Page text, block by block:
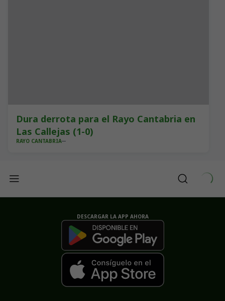
Dura derrota para el Rayo Cantabria en
Las Callejas (1-0)
RAYO CANTABRIA
DESCARGAR LA APP AHORA